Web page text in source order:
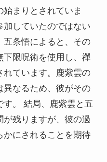
まりとされていま
していたのではない
五条悟によると、その
下限呪術を使用し、禪
れています。鹿紫雲の
異なるため、彼がその
す。 結局、鹿紫雲と五
残りますが、彼の過
かにされることを期待